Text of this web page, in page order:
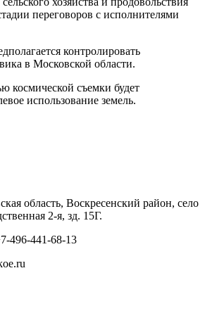
переговоров с исполнителями
контролировать
в Московской области.
космической съемки будет
использование земель.
область, Воскресенский район, село
2-я, зд. 15Г.
496-441-68-13